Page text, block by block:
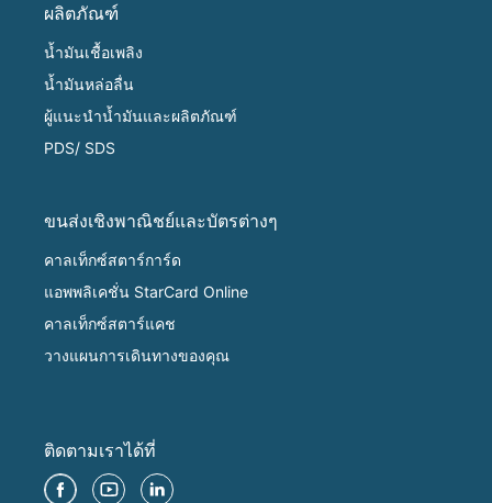
ผลิตภัณฑ์
น้ำมันเชื้อเพลิง
น้ำมันหล่อลื่น
ผู้แนะนำน้ำมันและผลิตภัณฑ์
PDS/ SDS
ขนส่งเชิงพาณิชย์และบัตรต่างๆ
คาลเท็กซ์สตาร์การ์ด
แอพพลิเคชั่น StarCard Online
คาลเท็กซ์สตาร์แคช
วางแผนการเดินทางของคุณ
ติดตามเราได้ที่